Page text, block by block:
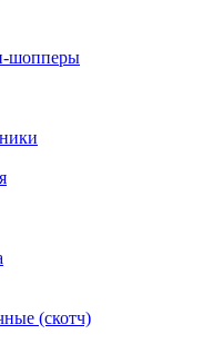
шопперы
(скотч)